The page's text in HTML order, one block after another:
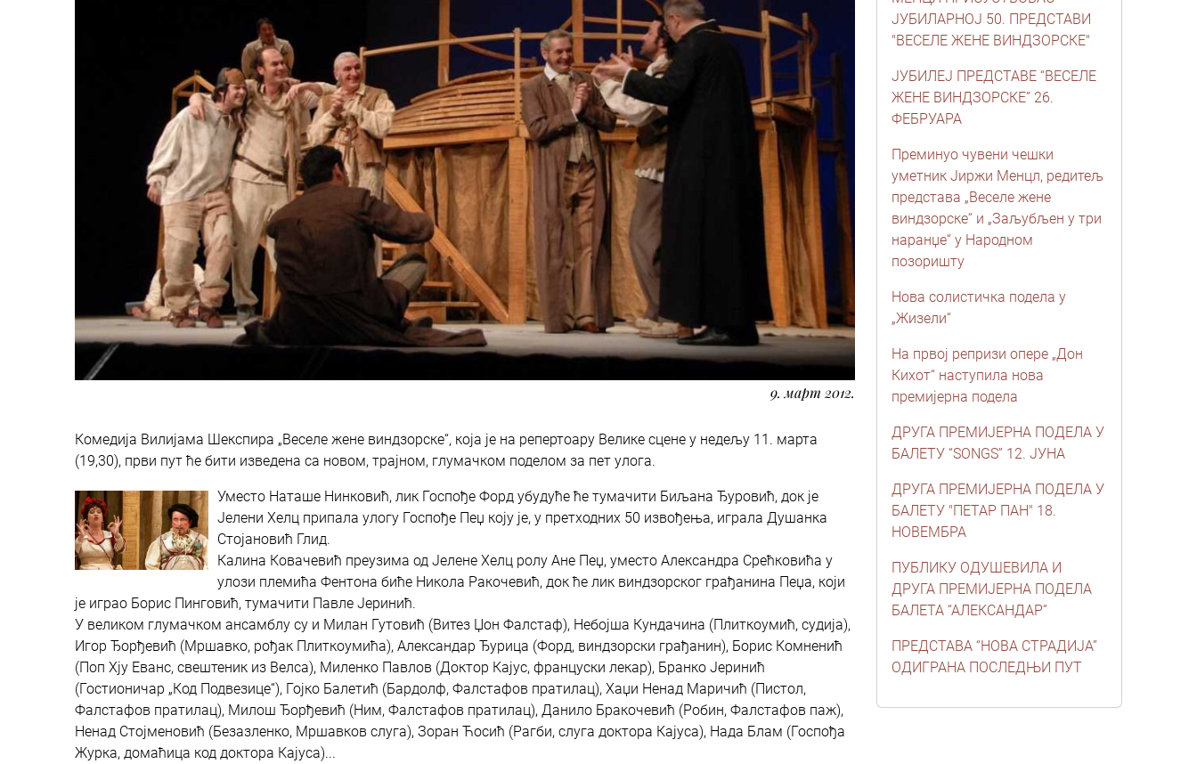
9. март 2012.
Комедија Вилијама Шекспира „Веселе жене виндзорске“, која је на репертоару Велике сцене у недељу 11. марта
(19,30), први пут ће бити изведена са новом, трајном, глумачком поделом за пет улога.
Уместо Наташе Нинковић, лик Госпође Форд убудуће ће тумачити Биљана Ђуровић, док је
Јелени Хелц припала улогу Госпође Пеџ коју је, у претходних 50 извођења, играла Душанка
Стојановић Глид.
Калина Ковачевић преузима од Јелене Хелц ролу Ане Пеџ, уместо Александра Срећковића у
улози племића Фентона биће Никола Ракочевић, док ће лик виндзорског грађанина Пеџа, који
је играо Борис Пинговић, тумачити Павле Јеринић.
У великом глумачком ансамблу су и Милан Гутовић (Витез Џон Фалстаф), Небојша Кундачина (Плиткоумић, судија),
Игор Ђорђевић (Мршавко, рођак Плиткоумића), Александар Ђурица (Форд, виндзорски грађанин), Борис Комненић
(Поп Хју Еванс, свештеник из Велса), Миленко Павлов (Доктор Кајус, француски лекар), Бранко Јеринић
(Гостионичар „Код Подвезице“), Гојко Балетић (Бардолф, Фалстафов пратилац), Хаџи Ненад Маричић (Пистол,
Фалстафов пратилац), Милош Ђорђевић (Ним, Фалстафов пратилац), Данило Бракочевић (Робин, Фалстафов паж),
Ненад Стојменовић (Безазленко, Мршавков слуга), Зоран Ћосић (Рагби, слуга доктора Кајуса), Нада Блам (Госпођа
Журка, домаћица код доктора Кајуса)...
ЈУБИЛАРНОЈ 50. ПРЕДСТАВИ
"ВЕСЕЛЕ ЖЕНЕ ВИНДЗОРСКЕ"
ЈУБИЛЕЈ ПРЕДСТАВЕ “ВЕСЕЛЕ
ЖЕНЕ ВИНДЗОРСКЕ” 26.
ФЕБРУАРА
Преминуо чувени чешки
уметник Јиржи Менцл, редитељ
представа „Веселе жене
виндзорске“ и „Заљубљен у три
наранџе“ у Народном
позоришту
Нова солистичка подела у
„Жизели“
На првој репризи опере „Дон
Кихот“ наступила нова
премијерна подела
ДРУГА ПРЕМИЈЕРНА ПОДЕЛА У
БАЛЕТУ “SONGS” 12. ЈУНА
ДРУГА ПРЕМИЈЕРНА ПОДЕЛА У
БАЛЕТУ "ПЕТАР ПАН" 18.
НОВЕМБРА
ПУБЛИКУ ОДУШЕВИЛА И
ДРУГА ПРЕМИЈЕРНА ПОДЕЛА
БАЛЕТА “АЛЕКСАНДАР”
ПРЕДСТАВА “НОВА СТРАДИЈА”
ОДИГРАНА ПОСЛЕДЊИ ПУТ